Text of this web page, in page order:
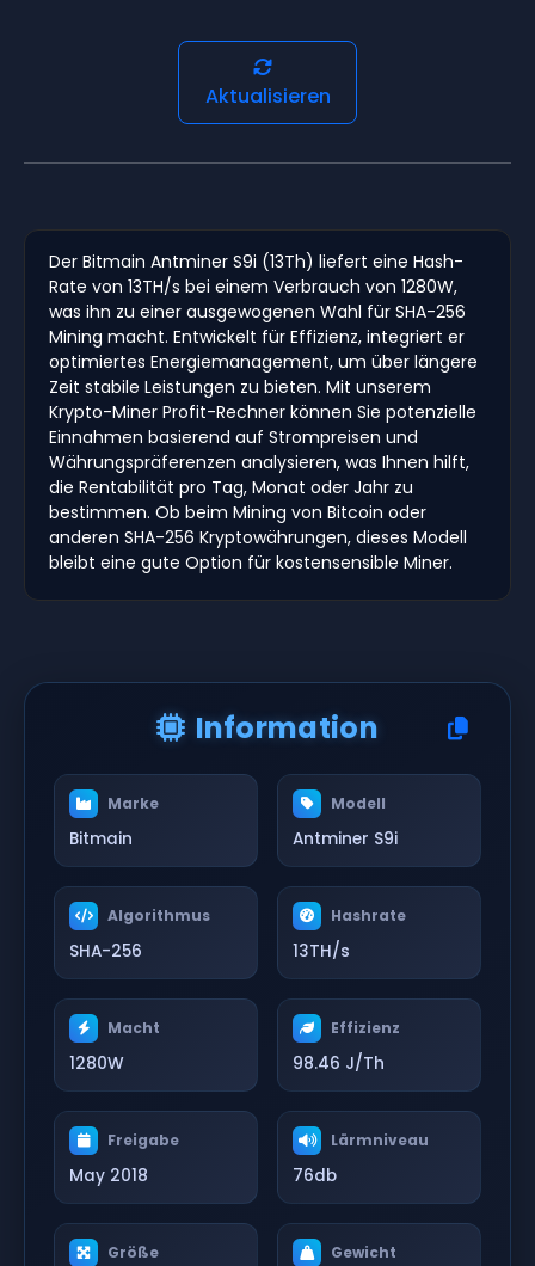
Aktualisieren
Der Bitmain Antminer S9i (13Th) liefert eine Hash-
Rate von 13TH/s bei einem Verbrauch von 1280W,
was ihn zu einer ausgewogenen Wahl für SHA-256
Mining macht. Entwickelt für Effizienz, integriert er
optimiertes Energiemanagement, um über längere
Zeit stabile Leistungen zu bieten. Mit unserem
Krypto-Miner Profit-Rechner können Sie potenzielle
Einnahmen basierend auf Strompreisen und
Währungspräferenzen analysieren, was Ihnen hilft,
die Rentabilität pro Tag, Monat oder Jahr zu
bestimmen. Ob beim Mining von Bitcoin oder
anderen SHA-256 Kryptowährungen, dieses Modell
bleibt eine gute Option für kostensensible Miner.
Information
Marke
Bitmain
Modell
Antminer S9i
Algorithmus
SHA-256
Hashrate
13TH/s
Macht
1280W
Effizienz
98.46 J/Th
Freigabe
May 2018
Lärmniveau
76db
Größe Gewicht